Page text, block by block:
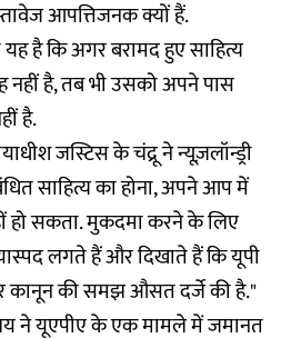
आपत्तिजनक क्यों हैं.
है कि अगर बरामद हुए साहित्य
नहीं है, तब भी उसको अपने पास
है.
जस्टिस के चंद्रू ने न्यूज़लॉन्ड्री
साहित्य का होना, अपने आप में
हो सकता. मुकदमा करने के लिए
लगते हैं और दिखाते हैं कि यूपी
कानून की समझ औसत दर्जे की है."
नेयूएपीएके एक मामले में जमानत